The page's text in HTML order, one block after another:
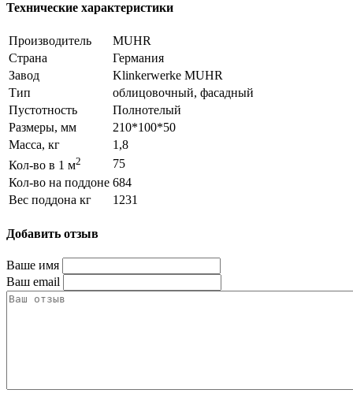
Технические характеристики
Производитель
MUHR
Страна
Германия
Завод
Klinkerwerke MUHR
Тип
облицовочный, фасадный
Пустотность
Полнотелый
Размеры, мм
210*100*50
Масса, кг
1,8
Кол-во в 1 м2
75
Кол-во на поддоне 684
Вес поддона кг
1231
Добавить отзыв
Ваше имя
Ваш email